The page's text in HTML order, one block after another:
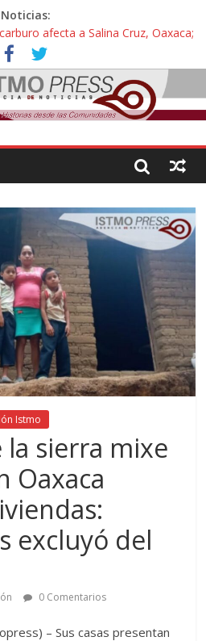
Noticias:
afecta a Salina Cruz, Oaxaca;
del Marqués denuncian daños de
por la Universidad Bienestar de
aulas tras amparo
Leyva se reúnen con titular de
Oaxaca de nuevo despojo de su
detienen la extracción ilegal de
Istmo
sierra mixe
Oaxaca
excluyó del
0 Comentarios
– Sus casas presentan